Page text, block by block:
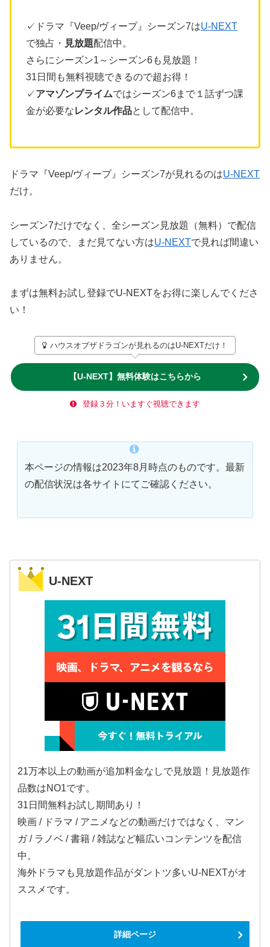
✓ドラマ『Veep/ヴィープ』シーズン7はU-NEXT
で独占・ 見放題配信中。
さらにシーズン1～シーズン6も見放題！
31日間も無料視聴できるので超お得！
✓アマゾンプライムではシーズン6まで１話ずつ課
金が必要なレンタル作品として配信中。
ドラマ『Veep/ヴィープ』シーズン7が見れるのはU-NEXT
だけ。
シーズン7だけでなく、全シーズン見放題（無料）で配信
しているので、まだ見てない方はU-NEXTで見れば間違い
ありません。
まずは無料お試し登録でU-NEXTをお得に楽しんでくださ
い！
ハウスオブザドラゴンが見れるのはU-NEXTだけ！
【U-NEXT】無料体験はこちらから
登録３分！いますぐ視聴できます
本ページの情報は2023年8月時点のものです。最新
の配信状況は各サイトにてご確認ください。
U-NEXT
21万本以上の動画が追加料金なしで見放題！見放題作
品数はNO1です。
31日間無料お試し期間あり！
映画 / ドラマ / アニメなどの動画だけではなく、マン
ガ / ラノベ / 書籍 / 雑誌など幅広いコンテンツを配信
中。
海外ドラマも見放題作品がダントツ多いU-NEXTがオ
ススメです。
詳細ページ